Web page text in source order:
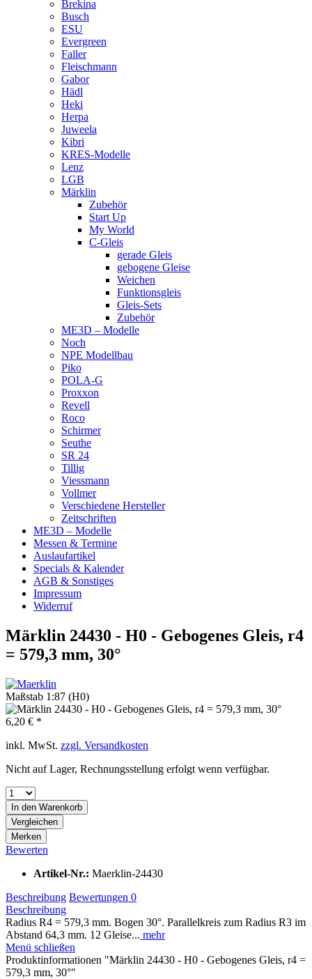
Brekina
Busch
ESU
Evergreen
Faller
Fleischmann
Gabor
Hädl
Heki
Herpa
Juweela
Kibri
KRES-Modelle
Lenz
LGB
Märklin
Zubehör
Start Up
My World
C-Gleis
gerade Gleis
gebogene Gleise
Weichen
Funktionsgleis
Gleis-Sets
Zubehör
ME3D – Modelle
Noch
NPE Modellbau
Piko
POLA-G
Proxxon
Revell
Roco
Schirmer
Seuthe
SR 24
Tillig
Viessmann
Vollmer
Verschiedene Hersteller
Zeitschriften
ME3D – Modelle
Messen & Termine
Auslaufartikel
Specials & Kalender
AGB & Sonstiges
Impressum
Widerruf
Märklin 24430 - H0 - Gebogenes Gleis, r4
= 579,3 mm, 30°
Maßstab 1:87 (H0)
6,20 € *
inkl. MwSt. zzgl. Versandkosten
Nicht auf Lager, Rechnungsstellung erfolgt wenn verfügbar.
In den Warenkorb
Vergleichen
Merken
Bewerten
Artikel-Nr.: Maerklin-24430
Beschreibung Bewertungen 0
Beschreibung
Radius R4 = 579,3 mm. Bogen 30°. Parallelkreis zum Radius R3 im
Abstand 64,3 mm. 12 Gleise... mehr
Menü schließen
Produktinformationen "Märklin 24430 - H0 - Gebogenes Gleis, r4 =
579,3 mm, 30°"